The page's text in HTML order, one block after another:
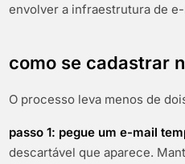
envolver a infraestrutura de
como se cadastrar
O processo leva menos de
passo 1: pegue um e-mail
descartável que aparece.